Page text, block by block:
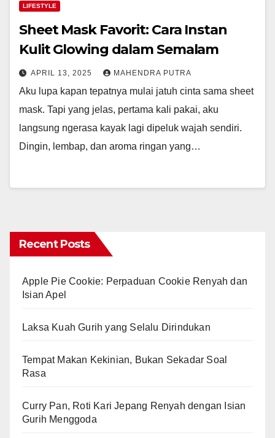
LIFESTYLE
Sheet Mask Favorit: Cara Instan
Kulit Glowing dalam Semalam
APRIL 13, 2025 MAHENDRA PUTRA
Aku lupa kapan tepatnya mulai jatuh cinta sama sheet
mask. Tapi yang jelas, pertama kali pakai, aku
langsung ngerasa kayak lagi dipeluk wajah sendiri.
Dingin, lembap, dan aroma ringan yang…
Recent Posts
Apple Pie Cookie: Perpaduan Cookie Renyah dan
Isian Apel
Laksa Kuah Gurih yang Selalu Dirindukan
Tempat Makan Kekinian, Bukan Sekadar Soal
Rasa
Curry Pan, Roti Kari Jepang Renyah dengan Isian
Gurih Menggoda